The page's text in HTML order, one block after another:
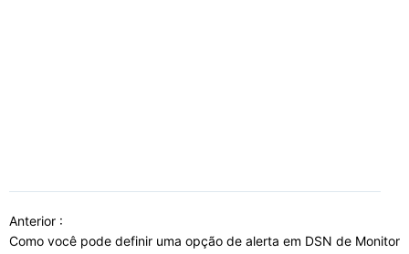
Anterior :
Como você pode definir uma opção de alerta em DSN de